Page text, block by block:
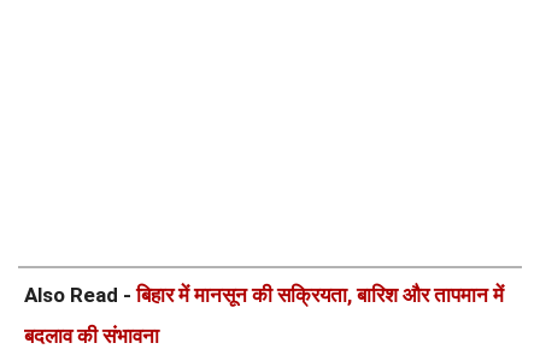
Also Read -बिहार में मानसून की सक्रियता, बारिश और तापमान में
बदलाव की संभावना